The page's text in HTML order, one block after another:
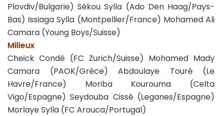
Plovdiv/Bulgarie) Sékou Sylla (Ado Den Haag/Pays-
Bas) Issiaga Sylla (Montpellier/France) Mohamed Ali
Camara (Young Boys/Suisse)
Milieux
Cheick Condé (FC Zurich/Suisse) Mohamed Mady
Camara (PAOK/Grèce) Abdoulaye Touré (Le
Havre/France) Moriba Kourouma (Celta
Vigo/Espagne) Seydouba Cissé (Leganes/Espagne)
Morlaye Sylla (FC Arouca/Portugal)